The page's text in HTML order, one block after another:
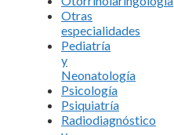
Otras
especialidades
Pediatría
y
Neonatología
Psicología
Psiquiatría
Radiodiagnóstico